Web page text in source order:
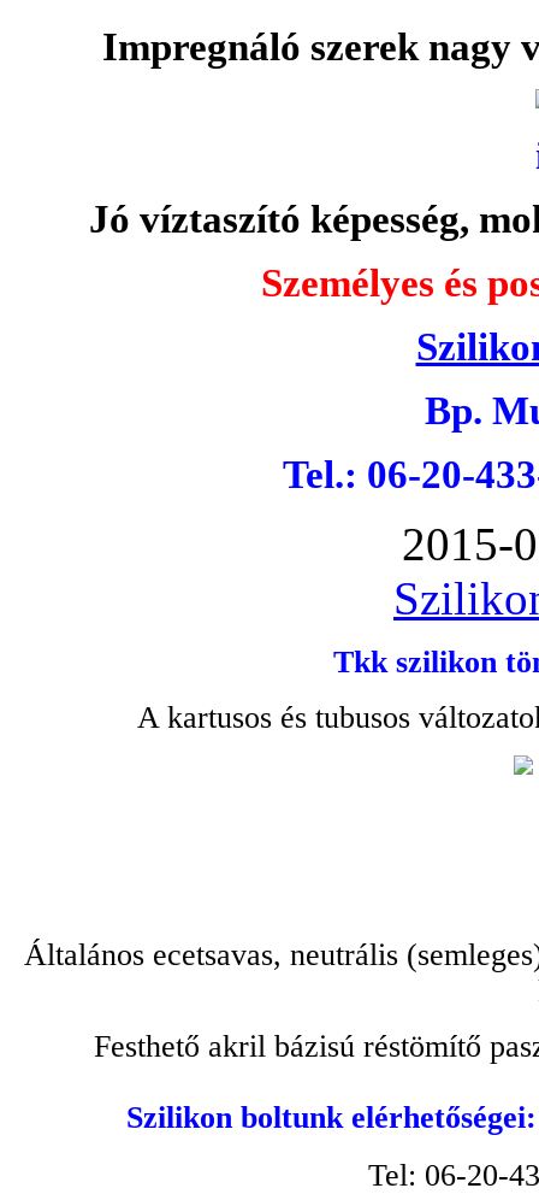
Impregnáló szerek
Jó víztaszító képesség,
Személyes és
Bp.
Tel.: 06-20-
2015-
Tkk szilikon
A kartusos és tubusos
Általános ecetsavas, neutrális
Festhető akril bázisú réstömítő
Szilikon boltunk
Tel: 06-20-